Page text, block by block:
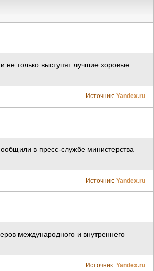
не только выступят лучшие хоровые
Источник: Yandex.ru
в пресс-службе министерства
Источник: Yandex.ru
международного и внутреннего
Источник: Yandex.ru